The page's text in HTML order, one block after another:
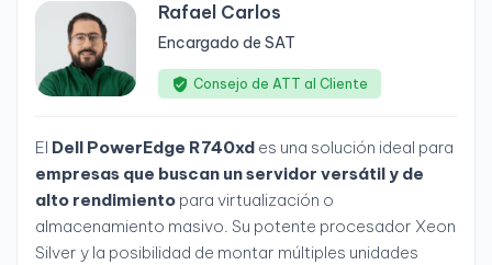
Rafael Carlos
Encargado de SAT
Consejo de ATT al Cliente
El Dell PowerEdge R740xd es una solución ideal para
empresas que buscan un servidor versátil y de
alto rendimiento para virtualización o
almacenamiento masivo. Su potente procesador Xeon
Silver y la posibilidad de montar múltiples unidades